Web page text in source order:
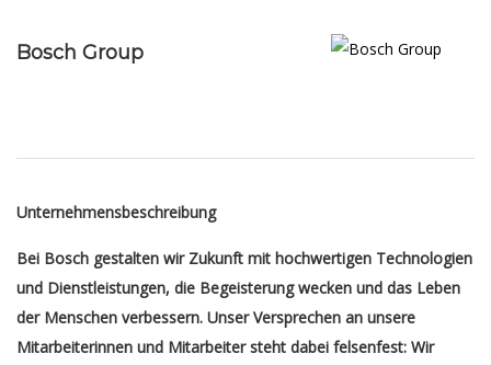
Bosch Group
Unternehmensbeschreibung
Bei Bosch gestalten wir Zukunft mit hochwertigen Technologien
und Dienstleistungen, die Begeisterung wecken und das Leben
der Menschen verbessern. Unser Versprechen an unsere
Mitarbeiterinnen und Mitarbeiter steht dabei felsenfest: Wir